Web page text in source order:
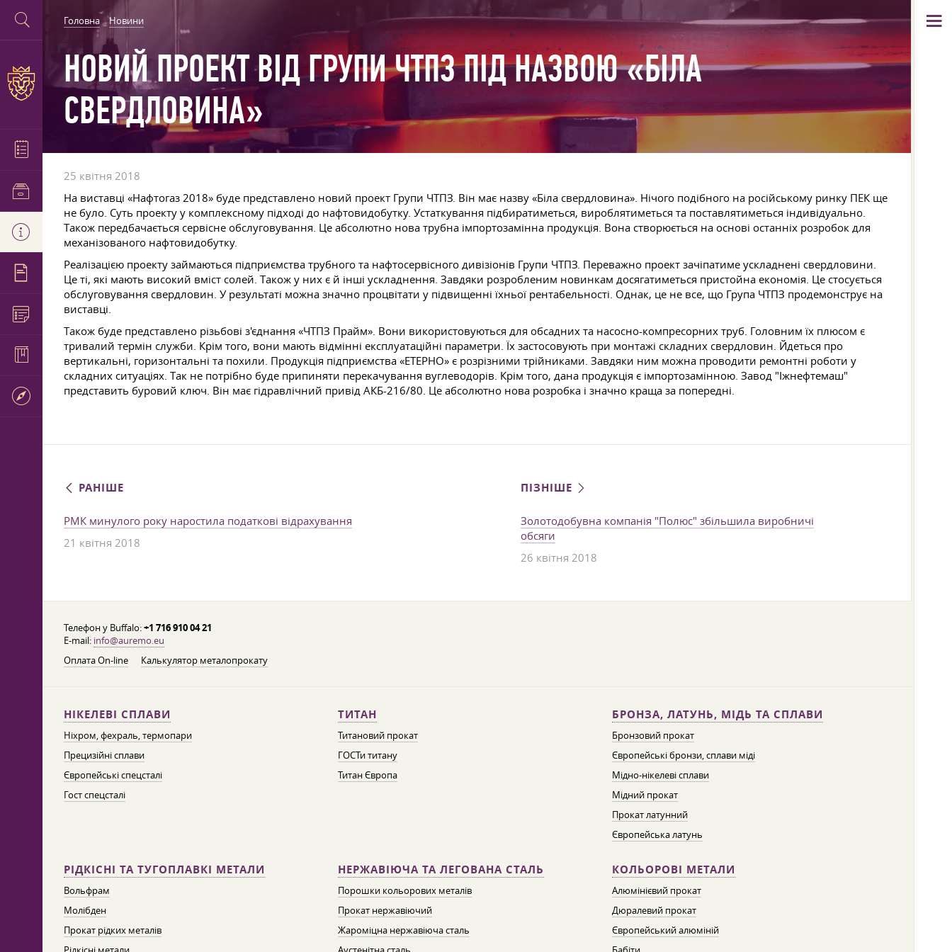
Головна Новини
НОВИЙ ПРОЕКТ ВІД ГРУПИ ЧТПЗ ПІД НАЗВОЮ «БІЛА
СВЕРДЛОВИНА»
25 квітня 2018
На виставці «Нафтогаз 2018» буде представлено новий проект Групи ЧТПЗ. Він має назву «Біла свердловина». Нічого подібного на російському ринку ПЕК ще
не було. Суть проекту у комплексному підході до нафтовидобутку. Устаткування підбиратиметься, вироблятиметься та поставлятиметься індивідуально.
Також передбачається сервісне обслуговування. Це абсолютно нова трубна імпортозамінна продукція. Вона створюється на основі останніх розробок для
механізованого нафтовидобутку.
Реалізацією проекту займаються підприємства трубного та нафтосервісного дивізіонів Групи ЧТПЗ. Переважно проект зачіпатиме ускладнені свердловини.
Це ті, які мають високий вміст солей. Також у них є й інші ускладнення. Завдяки розробленим новинкам досягатиметься пристойна економія. Це стосується
обслуговування свердловин. У результаті можна значно процвітати у підвищенні їхньої рентабельності. Однак, це не все, що Група ЧТПЗ продемонструє на
виставці.
Також буде представлено різьбові з'єднання «ЧТПЗ Прайм». Вони використовуються для обсадних та насосно-компресорних труб. Головним їх плюсом є
тривалий термін служби. Крім того, вони мають відмінні експлуатаційні параметри. Їх застосовують при монтажі складних свердловин. Йдеться про
вертикальні, горизонтальні та похили. Продукція підприємства «ЕТЕРНО» є розрізними трійниками. Завдяки ним можна проводити ремонтні роботи у
складних ситуаціях. Так не потрібно буде припиняти перекачування вуглеводорів. Крім того, дана продукція є імпортозамінною. Завод "Іжнефтемаш"
представить буровий ключ. Він має гідравлічний привід АКБ-216/80. Це абсолютно нова розробка і значно краща за попередні.
РАНІШЕ
РМК минулого року наростила податкові відрахування
21 квітня 2018
ПІЗНІШЕ
Золотодобувна компанія "Полюс" збільшила виробничі
обсяги
26 квітня 2018
Телефон у Buffalo:+1 716 910 04 21
E-mail: info@auremo.eu
Оплата On-line
Калькулятор металопрокату
НІКЕЛЕВІ СПЛАВИ
Ніхром, фехраль, термопари
Прецизійні сплави
Європейські спецсталі
Гост спецсталі
ТИТАН
Титановий прокат
ГОСТи титану
Титан Європа
БРОНЗА, ЛАТУНЬ, МІДЬ ТА СПЛАВИ
Бронзовий прокат
Європейські бронзи, сплави міді
Мідно-нікелеві сплави
Мідний прокат
Прокат латунний
Європейська латунь
РІДКІСНІ ТА ТУГОПЛАВКІ МЕТАЛИ
Вольфрам
Молібден
Прокат рідких металів
НЕРЖАВІЮЧА ТА ЛЕГОВАНА СТАЛЬ
Порошки кольорових металів
Прокат нержавіючий
Жароміцна нержавіюча сталь
КОЛЬОРОВІ МЕТАЛИ
Алюмінієвий прокат
Дюралевий прокат
Європейський алюміній